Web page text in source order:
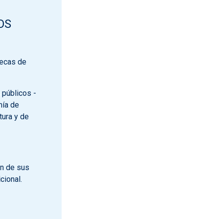
de
públicos -
de
y de
de sus